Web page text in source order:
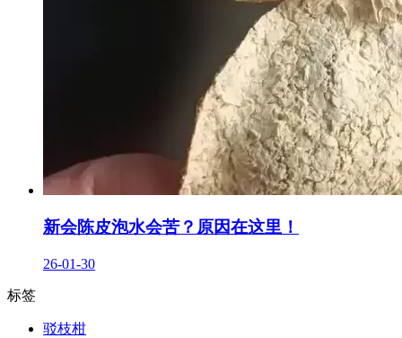
新会陈皮泡水会苦？原因在这里！
26-01-30
标签
驳枝柑